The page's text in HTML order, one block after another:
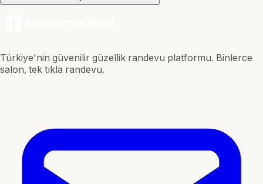
Türkiye'nin güvenilir güzellik randevu platformu. Binlerce
salon, tek tıkla randevu.